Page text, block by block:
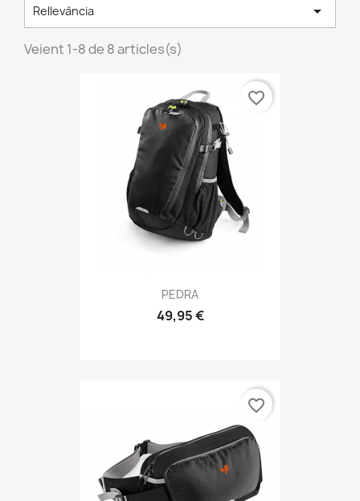
Rellevància 
Veient 1-8 de 8 articles(s)
PEDRA
49,95 €
favorite_border
favorite_border